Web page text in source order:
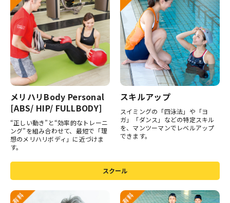
メリハリBody Personal
[ABS/ HIP/ FULLBODY]
“正しい動き”と“効率的なトレーニ
ング”を組み合わせて、最短で「理
想のメリハリボディ」に近づけま
す。
スキルアップ
スイミングの「四泳法」や「ヨ
ガ」「ダンス」などの特定スキル
を、マンツーマンでレベルアップ
できます。
スクール